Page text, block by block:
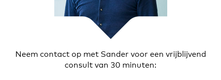
Neem contact op met Sander voor een vrijblijvend
consult van 30 minuten: